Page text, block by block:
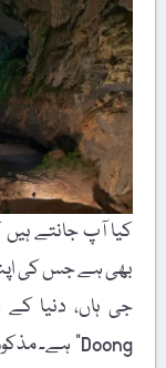
کیا آپ جانتے ہیں
بھی ہے جس کی اپنی
Doong” ہے۔ مذکورہ غار ویتنام میں ہے۔